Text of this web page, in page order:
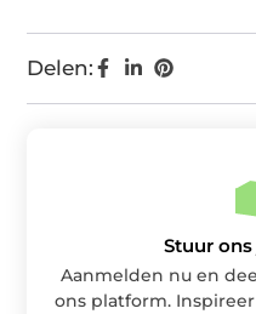
Delen:
Stuur
Aanmelden nu en
ons platform.